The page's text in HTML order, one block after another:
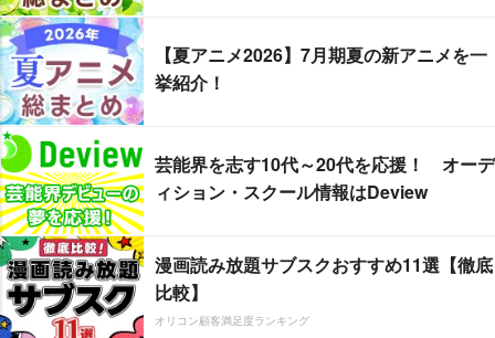
【夏アニメ2026】7月期夏の新アニメを一
挙紹介！
芸能界を志す10代～20代を応援！ オーデ
ィション・スクール情報はDeview
漫画読み放題サブスクおすすめ11選【徹底
比較】
オリコン顧客満足度ランキング